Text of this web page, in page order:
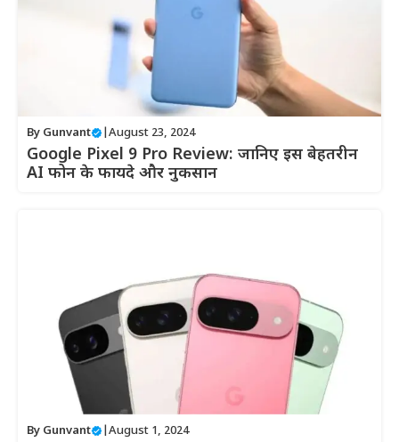
By Gunvant August 23, 2024
Google Pixel 9 Pro Review: जानिए इस बेहतरीन
AI फोन के फायदे और नुकसान
By Gunvant August 1, 2024